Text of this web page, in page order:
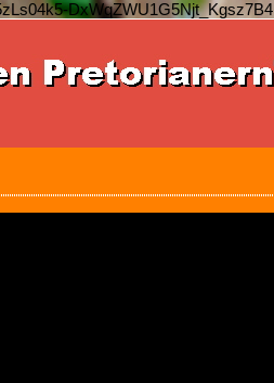
DxWqZWU1G5Njt_Kgsz7B4